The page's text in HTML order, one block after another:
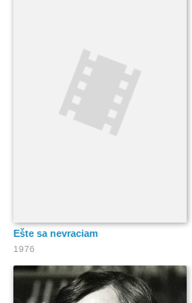
Ešte sa nevraciam
1976